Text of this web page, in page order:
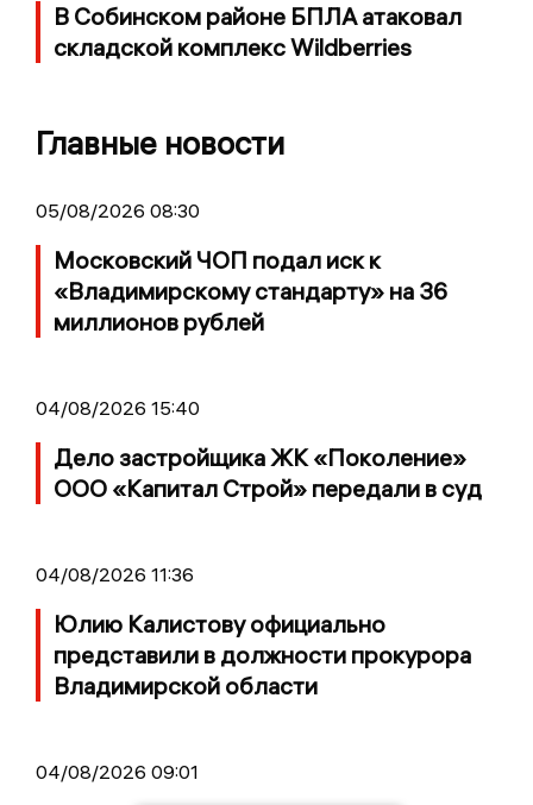
В Собинском районе БПЛА атаковал
складской комплекс Wildberries
Главные новости
05/08/2026 08:30
Московский ЧОП подал иск к
«Владимирскому стандарту» на 36
миллионов рублей
04/08/2026 15:40
Дело застройщика ЖК «Поколение»
ООО «Капитал Строй» передали в суд
04/08/2026 11:36
Юлию Калистову официально
представили в должности прокурора
Владимирской области
04/08/2026 09:01